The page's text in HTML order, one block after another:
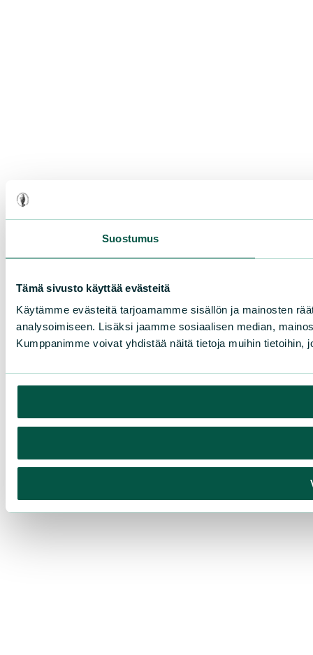
Suostumus
Tämä sivusto käyttää evästeitä
Käytämme evästeitä tarjoamamme sisällön ja mainosten
analysoimiseen. Lisäksi jaamme sosiaalisen median,
Kumppanimme voivat yhdistää näitä tietoja muihin tietoihin,